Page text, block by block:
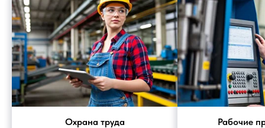
Охрана труда Рабочие